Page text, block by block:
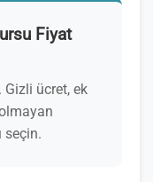
Fiyat
ücret, ek
seçin.